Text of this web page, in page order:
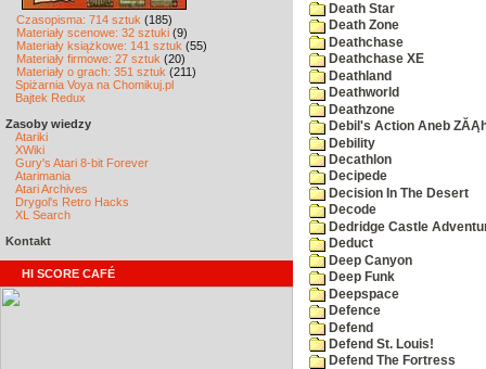
Czasopisma: 714 sztuk (185)
Materiały scenowe: 32 sztuki (9)
Materiały książkowe: 141 sztuk (55)
Materiały firmowe: 27 sztuk (20)
Materiały o grach: 351 sztuk (211)
Spiżarnia Voya na Chomikuj.pl
Bajtek Redux
Zasoby wiedzy
Atariki
XWiki
Gury's Atari 8-bit Forever
Atarimania
Atari Archives
Drygol's Retro Hacks
XL Search
Kontakt
HI SCORE CAFÉ
Death Star
Death Zone
Deathchase
Deathchase XE
Deathland
Deathworld
Deathzone
Debil's Action Aneb
Debility
Decathlon
Decipede
Decision In The Desert
Decode
Dedridge Castle
Deduct
Deep Canyon
Deep Funk
Deepspace
Defence
Defend
Defend St. Louis!
Defend The Fortress